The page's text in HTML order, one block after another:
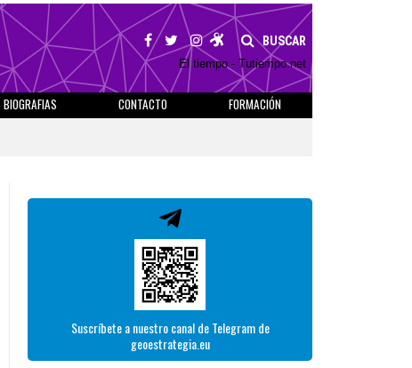
BUSCAR
El tiempo - Tutiempo.net
BIOGRAFIAS CONTACTO
FORMACIÓN
Suscríbete a nuestro canal de Telegram de
geoestrategia.eu